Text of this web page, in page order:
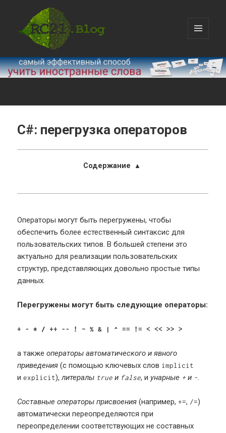
devKazakov.com
ВИДЖЕТЫ
C#: перегрузка операторов
Содержание ▲
Операторы могут быть перегружены, чтобы
обеспечить более естественный синтаксис для
пользовательских типов. В большей степени это
актуально для реализации пользовательских
структур, представляющих довольно простые типы
данных.
Перегружены могут быть следующие операторы:
+ - * / ++ -- ! ~ % & | ^== != < << >> >
а такжеоператоры автоматического и явного
приведения (с помощью ключевых слов implicit
иexplicit),литералы true и false, иунарные + и -.
Составные операторы присвоения (например,+=, /=)
автоматически переопределяются при
переопределении соответствующих не составных